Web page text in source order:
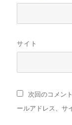
サイト
次回のコメン
ールアドレス、サ